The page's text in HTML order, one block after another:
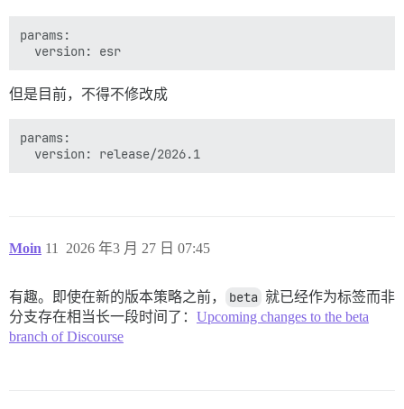
params:
但是目前，不得不修改成
params:
Moin 2026 年3 月 27 日 07:45
11
有趣。即使在新的版本策略之前， beta 就已经作为标签而非
分支存在相当长一段时间了： Upcoming changes to the beta
branch of Discourse